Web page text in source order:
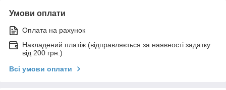
Умови оплати
Оплата на рахунок
Накладений платіж (відправляється за наявності задатку
від 200 грн.)
Всі умови оплати